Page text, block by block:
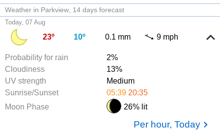
Weather in Parkview 14 days forecast
Today, 07 Aug
23º 10º 0.1 mm 9 mph
Probability for rain
2%
Cloudiness
13%
UV strength
Medium
Sunrise/Sunset
05:39 20:35
Moon Phase
26% lit
Per hour, Today